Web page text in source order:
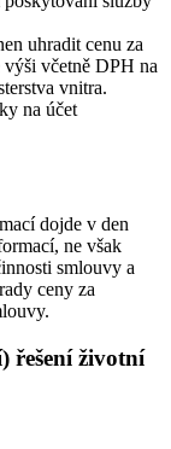
uhradit cenu za
včetně DPH na
vnitra.
na účet
dojde v den
ne však
smlouvy a
ceny za
řešení životní